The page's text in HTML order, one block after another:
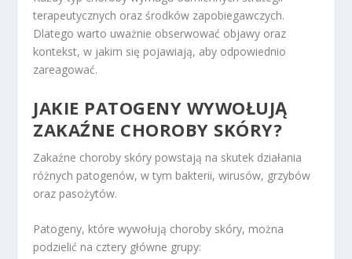
terapeutycznych oraz środków zapobiegawczych.
Dlatego warto uważnie obserwować objawy oraz
kontekst, w jakim się pojawiają, aby odpowiednio
zareagować.
JAKIE PATOGENY WYWOŁUJĄ
ZAKAŹNE CHOROBY SKÓRY?
Zakaźne choroby skóry powstają na skutek działania
różnych patogenów, w tym bakterii, wirusów, grzybów
oraz pasożytów.
Patogeny, które wywołują choroby skóry, można
podzielić na cztery główne grupy: